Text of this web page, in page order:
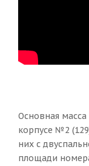
Основная
корпусе №2
них с
площади